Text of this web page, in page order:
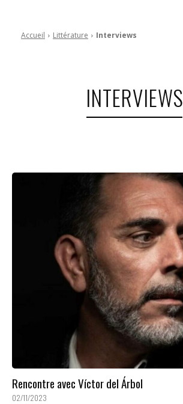
Accueil Littérature Interviews
INTERVIEWS
Rencontre avec Víctor del Árbol
02/11/2023